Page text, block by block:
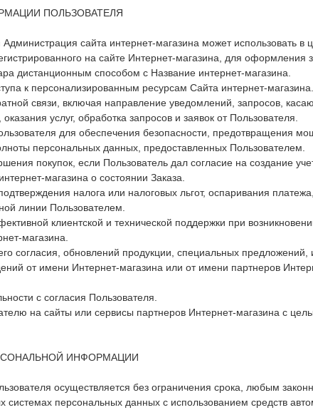
ПОЛЬЗОВАТЕЛЯ
сайта интернет-магазина может использовать в
на сайте Интернет-магазина, для оформления
дистанционным способом с Название интернет-магазина.
к персонализированным ресурсам Сайта интернет-магазина.
связи, включая направление уведомлений, запросов,
услуг, обработка запросов и заявок от Пользователя.
для обеспечения безопасности, предотвращения
персональных данных, предоставленных Пользователем.
покупок, если Пользователь дал согласие на создание
магазина о состоянии Заказа.
налога или налоговых льгот, оспаривания платежа,
линии Пользователем.
клиентской и технической поддержки при
магазина.
согласия, обновлений продукции, специальных
от имени Интернет-магазина или от имени партнеров
с согласия Пользователя.
на сайты или сервисы партнеров Интернет-магазина с
ИНФОРМАЦИИ
осуществляется без ограничения срока, любым
персональных данных с использованием средств